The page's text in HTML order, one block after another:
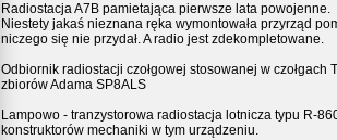
Radiostacja A7B pamietająca pierwsze lata powojenne.
Niestety jakaś nieznana ręka wymontowała przyrząd
niczego się nie przydał. A radio jest zdekompletowane.
Odbiornik radiostacji czołgowej stosowanej w czołgach
zbiorów Adama SP8ALS
Lampowo - tranzystorowa radiostacja lotnicza typu R-
konstruktorów mechaniki w tym urządzeniu.